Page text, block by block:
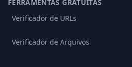
FERRAMENTAS GRATUITAS
Verificador de URLs
Verificador de Arquivos